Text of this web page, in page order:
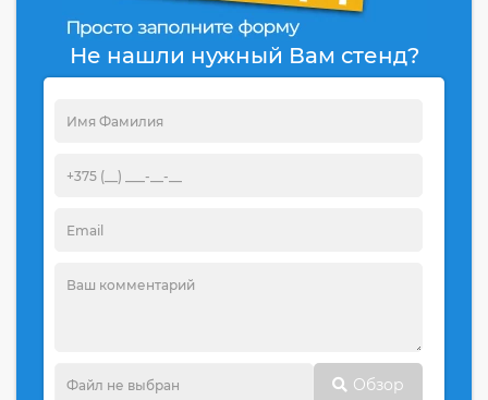
Не нашли нужный Вам стенд?
Обзор